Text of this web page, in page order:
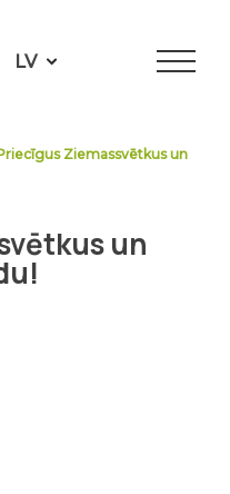
LV
Ziemassvētkus un
un